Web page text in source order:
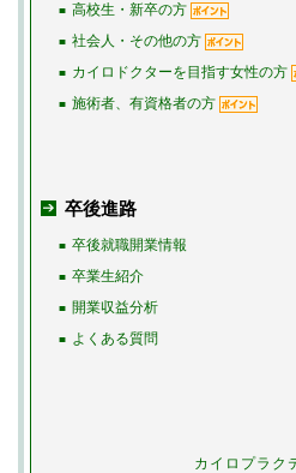
■ 高校生・新卒の方
■ 社会人・その他の方
■ カイロドクターを目指す女性の方
■ 施術者、有資格者の方
卒後進路
■ 卒後就職開業情報
■ 卒業生紹介
■ 開業収益分析
■ よくある質問
カイロプラク